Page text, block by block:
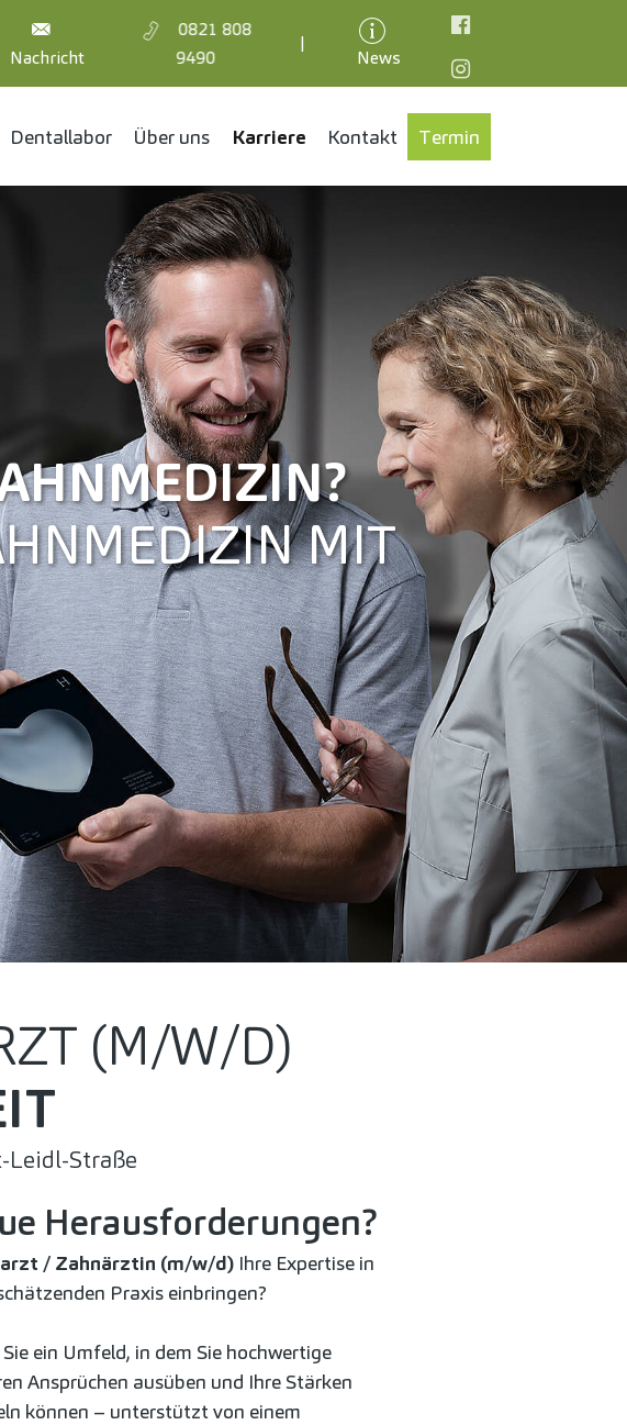
Nachricht
0821 808
9490
|
News
Facebook
Dentallabor Über uns Karriere Kontakt Termin
MIT
(M/W/D)
Straße
Herausforderungen?
/ Zahnärztin (m/w/d)Ihre Expertise in
Praxis einbringen?
ein Umfeld, in dem Sie hochwertige
Ansprüchen ausüben und Ihre Stärken
können – unterstützt von einem